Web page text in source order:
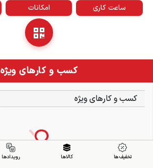
ساعت کاری امکانات
کسب و کارهای ویژه
کسب و کارهای ویژه
تخفیف ها کالاها رویدادها